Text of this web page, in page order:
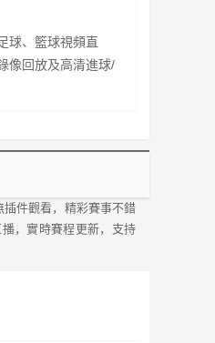
球、籃球視頻直
像回放及高清進球/
件觀看，精彩賽事不錯
，實時賽程更新，支持